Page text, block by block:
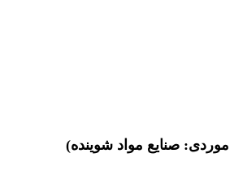
صنایع مواد شوینده)